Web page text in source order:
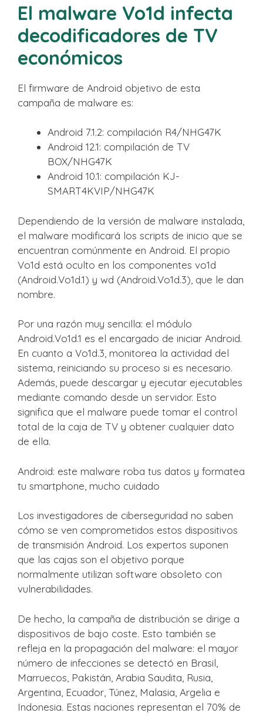
El malware Vo1d infecta
decodificadores de TV
económicos
El firmware de Android objetivo de esta
campaña de malware es:
Android 7.1.2: compilación R4/NHG47K
Android 12.1: compilación de TV
BOX/NHG47K
Android 10.1: compilación KJ-
SMART4KVIP/NHG47K
Dependiendo de la versión de malware instalada,
el malware modificará los scripts de inicio que se
encuentran comúnmente en Android. El propio
Vo1d está oculto en los componentes vo1d
(Android.Vo1d.1) y wd (Android.Vo1d.3), que le dan
nombre.
Por una razón muy sencilla: el módulo
Android.Vo1d.1 es el encargado de iniciar Android.
En cuanto a Vo1d.3, monitorea la actividad del
sistema, reiniciando su proceso si es necesario.
Además, puede descargar y ejecutar ejecutables
mediante comando desde un servidor. Esto
significa que el malware puede tomar el control
total de la caja de TV y obtener cualquier dato
de ella.
Android: este malware roba tus datos y formatea
tu smartphone, mucho cuidado
Los investigadores de ciberseguridad no saben
cómo se ven comprometidos estos dispositivos
de transmisión Android. Los expertos suponen
que las cajas son el objetivo porque
normalmente utilizan software obsoleto con
vulnerabilidades.
De hecho, la campaña de distribución se dirige a
dispositivos de bajo coste. Esto también se
refleja en la propagación del malware: el mayor
número de infecciones se detectó en Brasil,
Marruecos, Pakistán, Arabia Saudita, Rusia,
Argentina, Ecuador, Túnez, Malasia, Argelia e
Indonesia. Estas naciones representan el 70% de